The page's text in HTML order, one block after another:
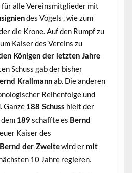
für alle Vereinsmitglieder mit
des Vogels , wie zum
die Krone. Auf den Rumpf zu
Kaiser des Vereins zu
Königen der letzten Jahre
Schuss gab der bisher
Krallmannab. Die anderen
Reihenfolge und
Ganze 188 Schuss hielt der
189 schaffte es Bernd
Kaiser des
Bernd der Zweitewird er mit
10 Jahre regieren.